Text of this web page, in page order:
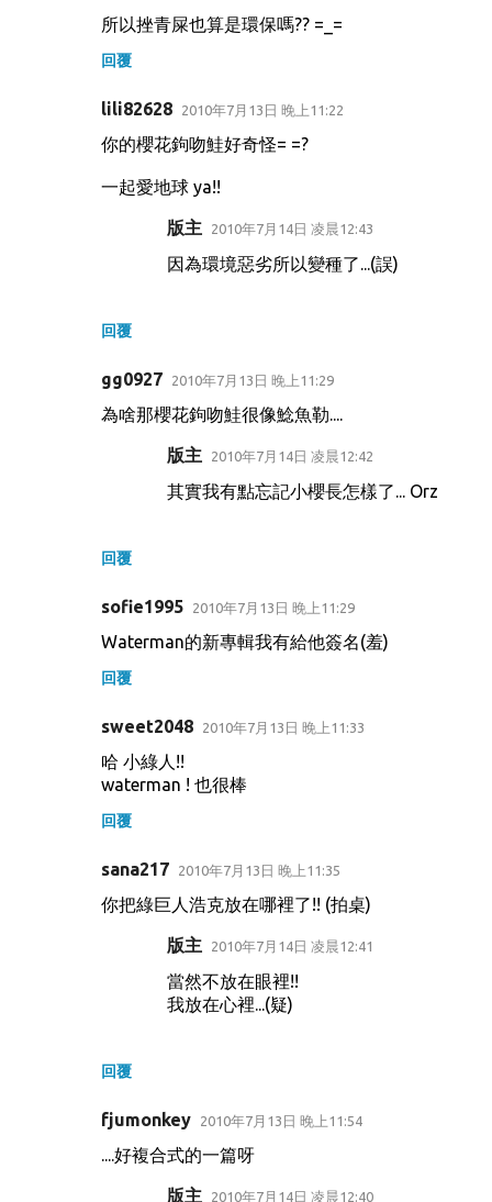
所以挫青屎也算是環保嗎?? =_=
回覆
lili82628 2010年7月13日 晚上11:22
你的櫻花鉤吻鮭好奇怪= =?
一起愛地球 ya!!
回覆
版主 2010年7月14日 凌晨12:43
因為環境惡劣所以變種了...(誤)
gg0927 2010年7月13日 晚上11:29
為啥那櫻花鉤吻鮭很像鯰魚勒....
回覆
版主 2010年7月14日 凌晨12:42
其實我有點忘記小櫻長怎樣了... Orz
sofie1995 2010年7月13日 晚上11:29
Waterman的新專輯我有給他簽名(羞)
回覆
sweet2048 2010年7月13日 晚上11:33
哈 小綠人!!
waterman ! 也很棒
回覆
sana217 2010年7月13日 晚上11:35
你把綠巨人浩克放在哪裡了!! (拍桌)
回覆
版主 2010年7月14日 凌晨12:41
當然不放在眼裡!!
我放在心裡...(疑)
fjumonkey 2010年7月13日 晚上11:54
....好複合式的一篇呀
版主 2010年7月14日 凌晨12:40